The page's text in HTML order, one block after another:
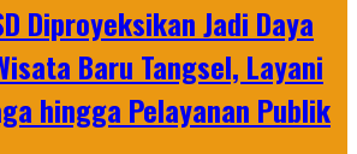
Diproyeksikan Jadi Daya
Baru Tangsel, Layani
hingga Pelayanan Publik